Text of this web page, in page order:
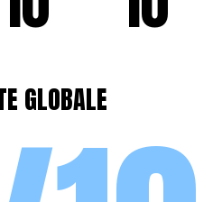
GLOBALE